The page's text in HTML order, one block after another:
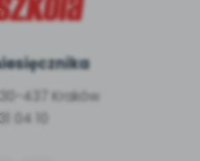
437 Kraków
04 10